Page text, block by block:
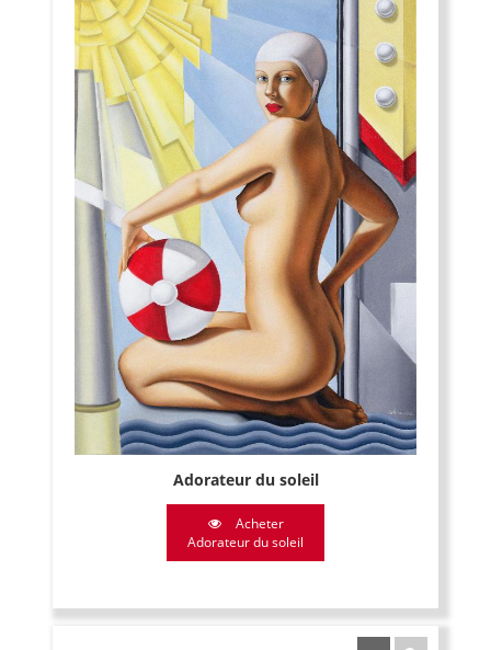
Adorateur du soleil
Acheter
Adorateur du soleil